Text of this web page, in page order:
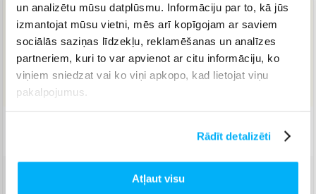
un analizētu mūsu datplūsmu. Informāciju par to, kā jūs
izmantojat mūsu vietni, mēs arī kopīgojam ar saviem
sociālās saziņas līdzekļu, reklamēšanas un analīzes
partneriem, kuri to var apvienot ar citu informāciju, ko
viņiem sniedzat vai ko viņi apkopo, kad lietojat viņu
pakalpojumus.
Rādīt detalizēti
Atļaut visu
49,00 €
IELIKT GROZĀ
( 2,99 €)